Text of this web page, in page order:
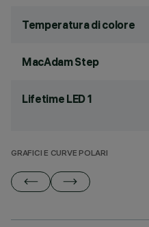
Temperatura di colore
MacAdam Step
Lifetime LED 1
GRAFICI E CURVE POLARI